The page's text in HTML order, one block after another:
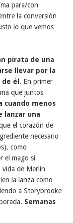
para/con
la conversión
lo que vemos
pirata de una
llevar por la
de él. En primer
que juntos
cuando menos
lanzar una
el corazón de
necesario
como
el mago si
vida de Merlín
la lanza como
a Storybrooke
Semanas